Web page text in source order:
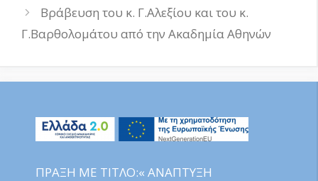
Βράβευση του κ. Γ.Αλεξίου και του κ.
Γ.Βαρθολομάτου από την Ακαδημία Αθηνών
ΠΡΑΞΗ ΜΕ ΤΙΤΛΟ:« ΑΝΑΠΤΥΞΗ